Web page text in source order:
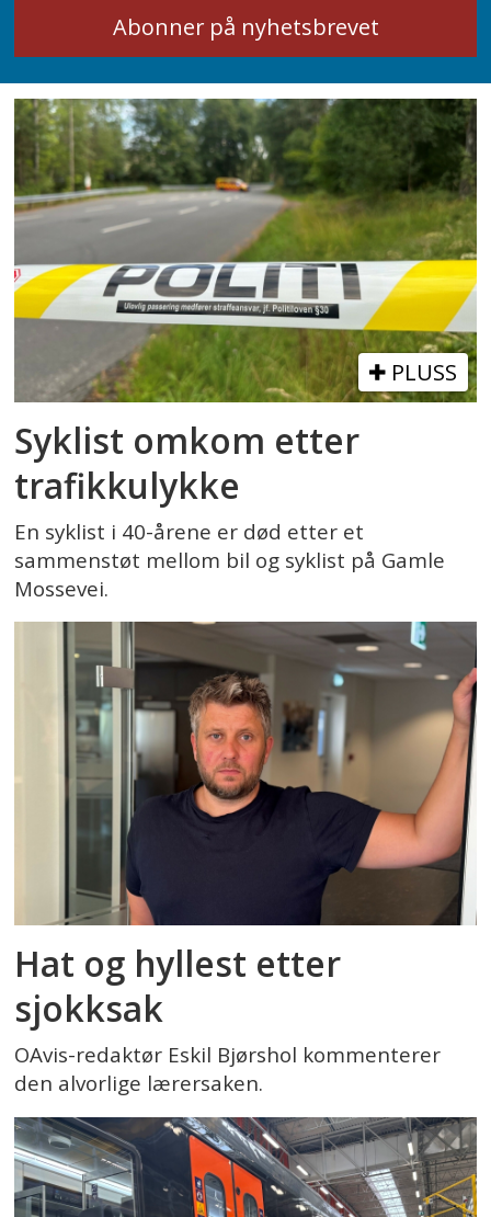
PLUSS
Syklist omkom etter
trafikkulykke
En syklist i 40-årene er død etter et
sammenstøt mellom bil og syklist på Gamle
Mossevei.
Hat og hyllest etter
sjokksak
OAvis-redaktør Eskil Bjørshol kommenterer
den alvorlige lærersaken.